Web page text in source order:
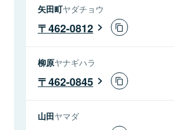
矢田町ヤダチョウ
462-0812
柳原ヤナギハラ
462-0845
山田ヤマダ